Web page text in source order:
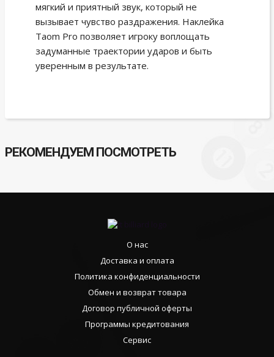
мягкий и приятный звук, который не
вызывает чувство раздражения. Наклейка
Taom Pro позволяет игроку воплощать
задуманные траектории ударов и быть
уверенным в результате.
РЕКОМЕНДУЕМ ПОСМОТРЕТЬ
О нас
Доставка и оплата
Политика конфиденциальности
Обмен и возврат товара
Договор публичной оферты
Программы кредитования
Сервис